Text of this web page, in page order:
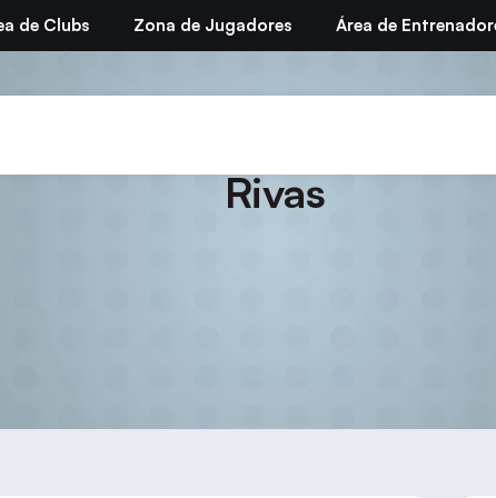
de Clubs Zona de Jugadores Área de
de Promoción
Rivas